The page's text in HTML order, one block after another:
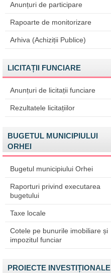
Anunțuri de participare
Rapoarte de monitorizare
Arhiva (Achiziții Publice)
LICITAȚII FUNCIARE
Anunțuri de licitații funciare
Rezultatele licitațiilor
BUGETUL MUNICIPIULUI
ORHEI
Bugetul municipiului Orhei
Raporturi privind executarea
bugetului
Taxe locale
Cotele pe bunurile imobiliare și
impozitul funciar
PROIECTE INVESTIȚIONALE